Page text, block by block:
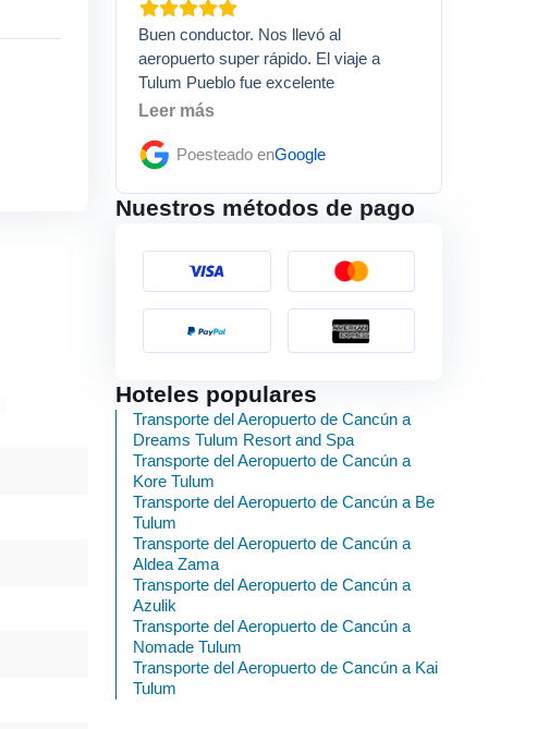
Buen conductor. Nos llevó al
aeropuerto super rápido. El viaje a
Tulum Pueblo fue excelente
Leer más
Poesteado enGoogle
Nuestros métodos de pago
Hoteles populares
Transporte del Aeropuerto de Cancún a
Dreams Tulum Resort and Spa
Transporte del Aeropuerto de Cancún a
Kore Tulum
Transporte del Aeropuerto de Cancún a Be
Tulum
Transporte del Aeropuerto de Cancún a
Aldea Zama
Transporte del Aeropuerto de Cancún a
Azulik
Transporte del Aeropuerto de Cancún a
Nomade Tulum
Transporte del Aeropuerto de Cancún a Kai
Tulum